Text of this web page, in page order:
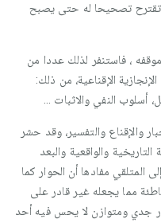
تصحيحا له حتى يصبح
، فاستنفر لذلك عددا من
الإقناعية، من ذلك:
أسلوب النفي والاثبات …
والإقناع والتفسير، وقد حشر
التاريخية والواقعية والبعد
المتلقي مفادها أن الحوار كما
مما يجعله غير قادر على
جدي ومتوازن لا يحس فيه أحد